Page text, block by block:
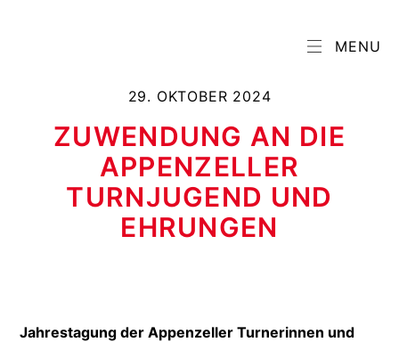
MENU
29. OKTOBER 2024
ZUWENDUNG AN DIE
APPENZELLER
TURNJUGEND UND
EHRUNGEN
Jahrestagung der Appenzeller Turnerinnen und